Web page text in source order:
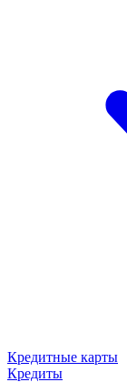
Кредитные карты
Кредиты